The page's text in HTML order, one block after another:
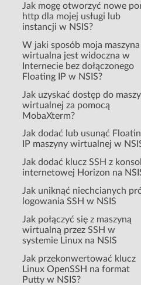
Jak mogę otworzyć nowe
http dla mojej usługi lub
instancji w NSIS?
W jaki sposób moja maszyna
wirtualna jest widoczna w
Internecie bez dołączonego
Floating IP w NSIS?
Jak uzyskać dostęp do
wirtualnej za pomocą
MobaXterm?
Jak dodać lub usunąć
IP maszyny wirtualnej w
Jak dodać klucz SSH z
internetowej Horizon na
Jak uniknąć niechcianych
logowania SSH w NSIS
Jak połączyć się z maszyną
wirtualną przez SSH w
systemie Linux na NSIS
Jak przekonwertować klucz
Linux OpenSSH na format
Putty w NSIS?